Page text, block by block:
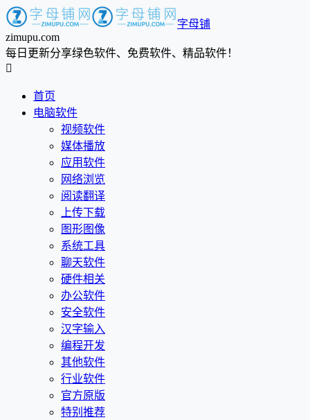
字母铺
zimupu.com
每日更新分享绿色软件、免费软件、精品软件！

首页
电脑软件
视频软件
媒体播放
应用软件
网络浏览
阅读翻译
上传下载
图形图像
系统工具
聊天软件
硬件相关
办公软件
安全软件
汉字输入
编程开发
其他软件
行业软件
官方原版
特别推荐